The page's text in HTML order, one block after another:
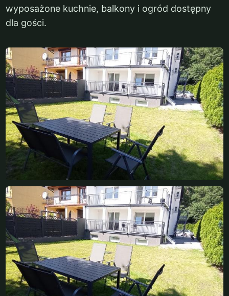
wyposażone kuchnie, balkony i ogród dostępny
dla gości.